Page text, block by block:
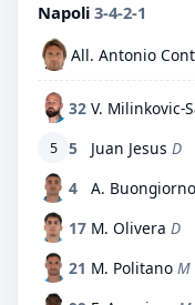
Napoli 3-4-2-1
All. Antonio
32 V. Milinkovic-
5 5 Juan Jesus D
4
A. Buongiorno
17 M. Olivera D
21 M. Politano M